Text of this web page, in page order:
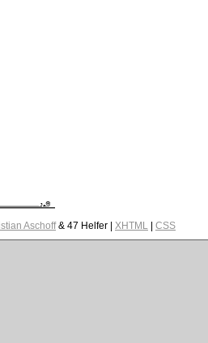
Aschoff& 47 Helfer | XHTML| CSS